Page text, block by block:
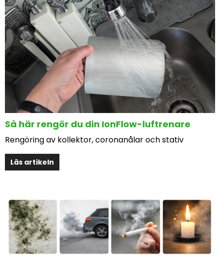
Så här rengör du din IonFlow-luftrenare
Rengöring av kollektor, coronanålar och stativ
Läs artikeln